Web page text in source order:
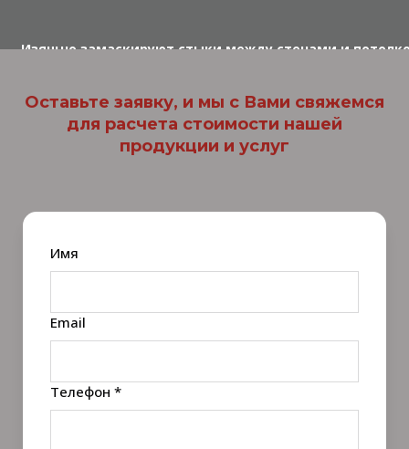
Изящно замаскируют стыки между стенами и
Оставьте заявку, и мы с Вами свяжемся
для расчета стоимости нашей
продукции и услуг
Имя
Email
Телефон *